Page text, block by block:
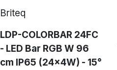
Briteq
LDP-COLORBAR 24FC
- LED Bar RGB W 96
cm IP65 (24x4W) - 15°